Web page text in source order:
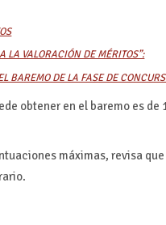
LA VALORACIÓN DE MÉRITOS”:
BAREMO DE LA FASE DE
obtener en el baremo es
máximas, revisa